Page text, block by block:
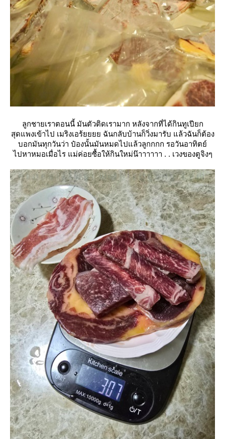
ลูกชายเราตอนนี้ มันตัวติดเรามาก หลังจากที่ได้กินทูเปียก
สุดแพงเข้าไป เมริงเอร้ยยยย ฉันกลับบ้านก็วิ่งมารับ แล้วฉันก็ต้อง
บอกมันทุกวันว่า ป๋องนั้นมันหมดไปแล้วลูกกกก รอวันอาทิตย์
ไปหาหมอเมื่อไร แม่ค่อยซื้อให้กินใหม่น๊าาาาาา . . เวงของตูจิงๆ